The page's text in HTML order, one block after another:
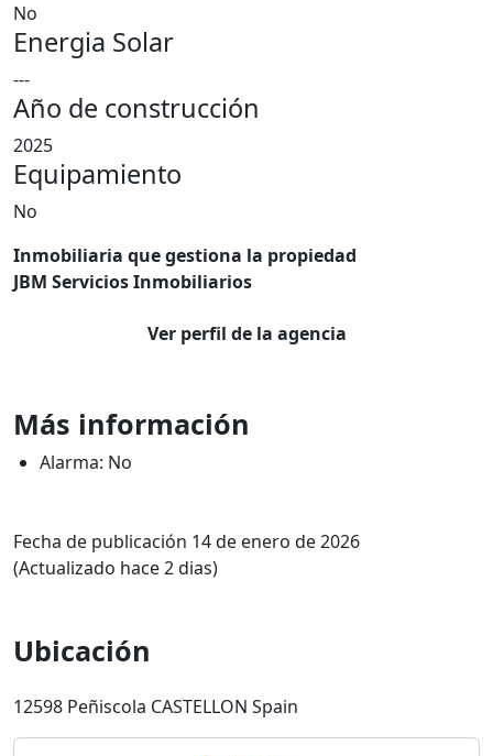
No
Energia Solar
---
Año de construcción
2025
Equipamiento
No
Inmobiliaria que gestiona la propiedad
JBM Servicios Inmobiliarios
Ver perfil de la agencia
Más información
Alarma: No
Fecha de publicación 14 de enero de 2026
(Actualizado hace 2 dias)
Ubicación
12598 Peñiscola CASTELLON Spain